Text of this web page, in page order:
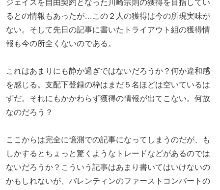
ジェイスを自由契約となった川崎宗則の獲得を目指してい
るとの情報もあったが…この２人の獲得は今の所現実味が
ない。そして先日の記事に書いたトライアウト組の獲得情
報も今の所全くないのである。
これはあまりにも静か過ぎではないだろうか？何か違和感
を感じる。支配下登録の枠はまだ５名ほどは空いているは
ずだ。それにもかかわらず獲得の情報が出てこない。何故
なのだろう？
ここからは完全に憶測での記事になってしまうのだが、も
しかするとちょっと驚くようなトレードなどがあるのでは
ないだろうか？こういう記事はあまり書いてはいけないの
かもしれないが、バレンティンのファーストコンバートの